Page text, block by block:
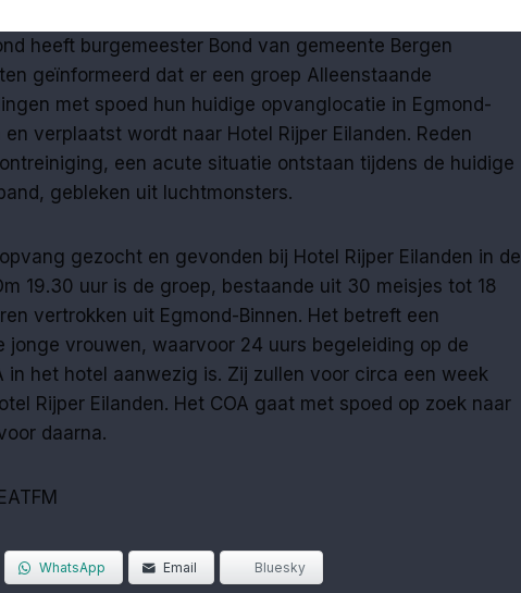
heeft burgemeester Bond van gemeente Bergen
geïnformeerd dat er een groep Alleenstaande
met spoed hun huidige opvanglocatie in Egmond-
verplaatst wordt naar Hotel Rijper Eilanden. Reden
een acute situatie ontstaan tijdens de huidige
gebleken uit luchtmonsters.
gezocht en gevonden bij Hotel Rijper Eilanden in de
19.30 uur is de groep, bestaande uit 30 meisjes tot 18
vertrokken uit Egmond-Binnen. Het betreft een
jonge vrouwen, waarvoor 24 uurs begeleiding op de
in het hotel aanwezig is. Zij zullen voor circa een week
Rijper Eilanden. Het COA gaat met spoed op zoek naar
daarna.
WhatsApp Email Bluesky